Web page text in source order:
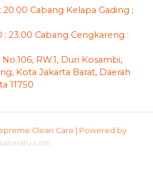
20.00 Cabang Kelapa Gading ;
: 23.00 Cabang Cengkareng :
RW.1, Duri Kosambi,
Kota Jakarta Barat, Daerah
11750
Clean Care | Powered by